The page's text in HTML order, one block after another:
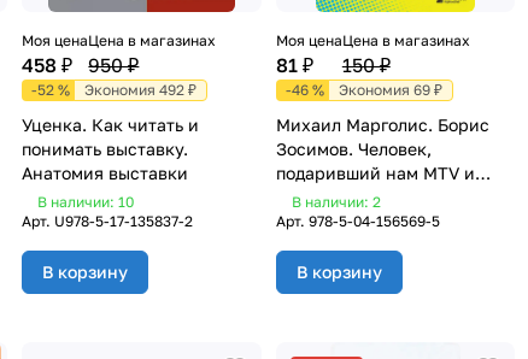
Моя цена
458 ₽
Цена в магазинах
950 ₽
-52 % Экономия 492 ₽
Уценка. Как читать и
понимать выставку.
Анатомия выставки
В наличии: 10
Арт. U978-5-17-135837-2
В корзину
Моя цена
81 ₽
Цена в магазинах
150 ₽
-46 % Экономия 69 ₽
Михаил Марголис. Борис
Зосимов. Человек,
подаривший нам MTV и
"Монстров рока"
В наличии: 2
Арт. 978-5-04-156569-5
В корзину